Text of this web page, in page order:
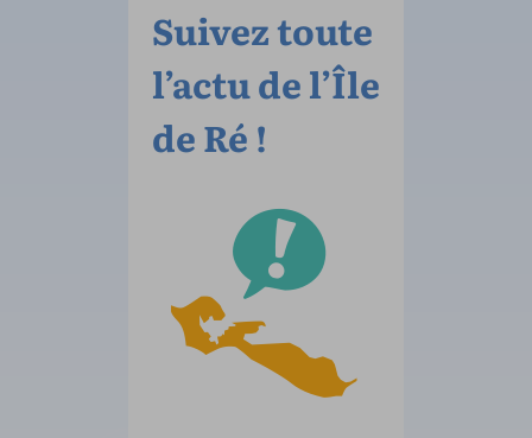
Suivez toute
l’actu de l’Île
de Ré !